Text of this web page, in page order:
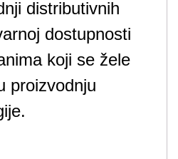
distributivnih
dostupnosti
koji se žele
proizvodnju